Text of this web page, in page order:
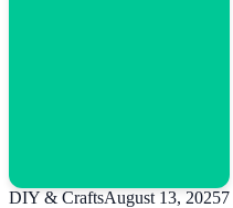
DIY & CraftsAugust 13, 20257